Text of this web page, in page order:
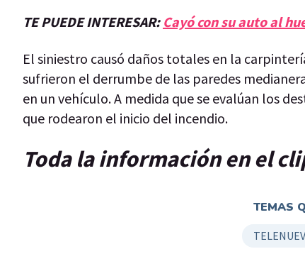
TE PUEDE INTERESAR: Cayó con su auto al
El siniestro causó daños totales en la
sufrieron el derrumbe de las paredes
en un vehículo. A medida que se evalúan los
que rodearon el inicio del incendio.
Toda la información en el
TEMAS